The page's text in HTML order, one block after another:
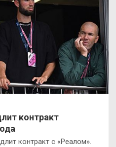
контракт
контракт с «Реалом».